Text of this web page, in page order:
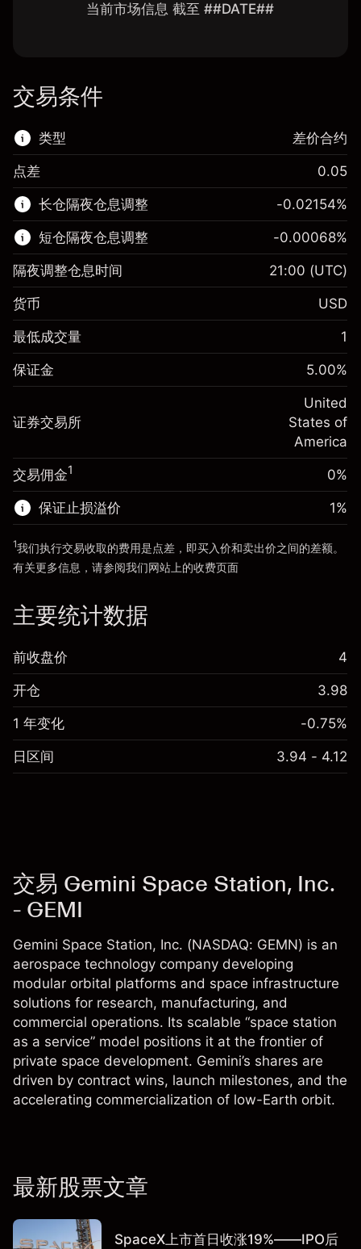
当前市场信息 截至 ##DATE##
交易条件
类型
该金融市场可进行差价合约交易。
了解更多:
差价合约
差价合约
点差 0.05
长仓隔夜仓息调整
保证金。您的投资 $1,000.00
隔夜仓息
-0.02154
%
(-$4.31)
来自杠杆的资金 - 美元（大约值）
$19,000.00
前往平台
-0.02154%
短仓隔夜仓息调整
保证金。您的投资 $1,000.00
隔夜仓息
-0.000682
%
(-$0.14)
$20,000.00
来自杠杆的资金 - 美元（大约值）$19,000.00
前往平台
-0.00068%
隔夜调整仓息时间 21:00 (UTC)
货币 USD
最低成交量 1
保证金 5.00%
证券交易所
United
States of
America
交易佣金1 0%
保证止损溢价 1%
1我们执行交易收取的费用是点差，即买入价和卖出价之间的差额。
有关更多信息，请参阅我们网站上的收费页面
主要统计数据
前收盘价 4
开仓 3.98
1 年变化 -0.75%
日区间 3.94 - 4.12
交易 Gemini Space Station, Inc.
- GEMI
Gemini Space Station, Inc. (NASDAQ: GEMN) is an
aerospace technology company developing
modular orbital platforms and space infrastructure
solutions for research, manufacturing, and
commercial operations. Its scalable “space station
as a service” model positions it at the frontier of
private space development. Gemini’s shares are
driven by contract wins, launch milestones, and the
accelerating commercialization of low-Earth orbit.
最新股票文章
SpaceX上市首日收涨19%——IPO后